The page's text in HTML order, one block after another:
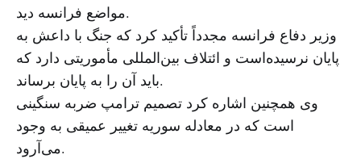
مواضع فرانسه دید.
وزیر دفاع فرانسه مجدداً تأکید کرد که جنگ با داعش به
پایان نرسیده‌است و ائتلاف بین‌المللی مأموریتی دارد که
باید آن را به پایان برساند.
وی همچنین اشاره کرد تصمیم ترامپ ضربه سنگینی
است که در معادله سوریه تغییر عمیقی به وجود
می‌آرود.